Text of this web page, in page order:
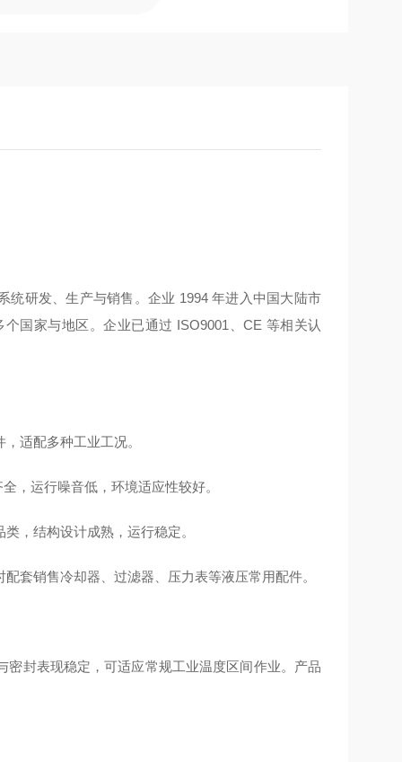
统研发、生产与销售。企业 1994 年进入中国大陆市
国家与地区。企业已通过 ISO9001、CE 等相关认
适配多种工业工况。
，运行噪音低，环境适应性较好。
，结构设计成熟，运行稳定。
套销售冷却器、过滤器、压力表等液压常用配件。
封表现稳定，可适应常规工业温度区间作业。产品